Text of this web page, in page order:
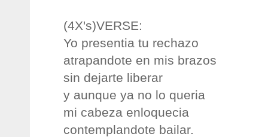
(4X's)VERSE:
Yo presentia tu rechazo
atrapandote en mis brazos
sin dejarte liberar
y aunque ya no lo queria
mi cabeza enloquecia
contemplandote bailar.